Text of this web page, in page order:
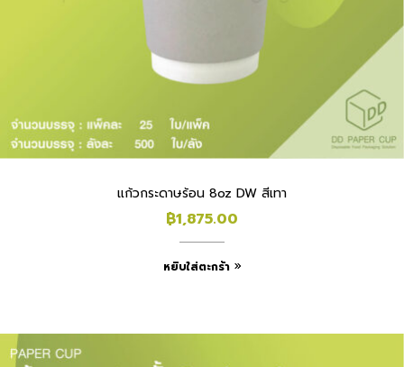
แก้วกระดาษร้อน 8oz DW สีเทา
฿1,875.00
หยิบใส่ตะกร้า